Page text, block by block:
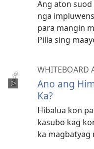
Ang aton
nga
para mangin
Pilia sing
WHITEBOARD
Ano ang
Ka?
Hibalua kon
kasubo kag
ka magbatyag